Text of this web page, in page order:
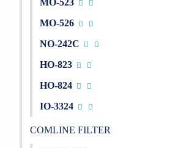
MO-523
MO-526
NO-242C
HO-823
HO-824
IO-3324
COMLINE FILTER